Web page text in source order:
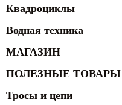
Квадроциклы
Водная техника
МАГАЗИН
ПОЛЕЗНЫЕ ТОВАРЫ
Тросы и цепи